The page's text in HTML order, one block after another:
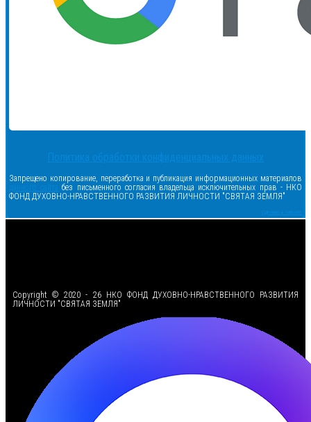
Политика обработки конфиденциальных данных
Запрещено копирование, переработка и публикация информационных материалов
данного сайта без письменного согласия владельца исключительных прав - НКО
ФОНД ДУХОВНО-НРАВСТВЕННОГО РАЗВИТИЯ ЛИЧНОСТИ "СВЯТАЯ ЗЕМЛЯ"
Сделано в samsite
Copyright © 2020 - 26 НКО ФОНД ДУХОВНО-НРАВСТВЕННОГО РАЗВИТИЯ
ЛИЧНОСТИ "СВЯТАЯ ЗЕМЛЯ"